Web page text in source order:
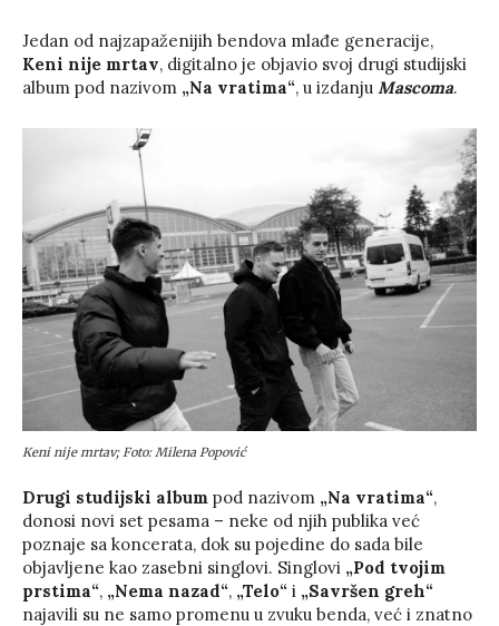
Jedan od najzapaženijih bendova mlađe generacije,
Keni nije mrtav, digitalno je objavio svoj drugi studijski
album pod nazivom „Na vratima“, u izdanju Mascoma.
Keni nije mrtav; Foto: Milena Popović
Drugi studijski album pod nazivom „Na vratima“,
donosi novi set pesama – neke od njih publika već
poznaje sa koncerata, dok su pojedine do sada bile
objavljene kao zasebni singlovi. Singlovi „Pod tvojim
prstima“, „Nema nazad“, „Telo“ i „Savršen greh“
najavili su ne samo promenu u zvuku benda, već i znatno